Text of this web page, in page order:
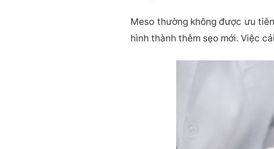
Meso thường không được ưu
hình thành thêm sẹo mới. Việc